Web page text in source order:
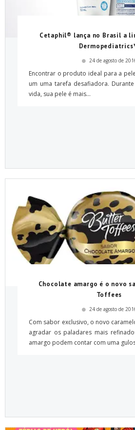
Cetaphil® lança no Brasil a
24 de agosto de
Encontrar o produto ideal para a
um uma tarefa desafiadora.
vida, sua pele é mais...
Chocolate amargo é o novo
Toffees
24 de agosto de
Com sabor exclusivo, o novo
agradar os paladares mais
amargo podem contar com uma